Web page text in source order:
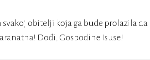
obitelji koja ga bude prolazila da
Dođi, Gospodine Isuse!